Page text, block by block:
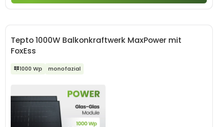
Tepto 1000W Balkonkraftwerk MaxPower mit
FoxEss
1000 Wp monofazial